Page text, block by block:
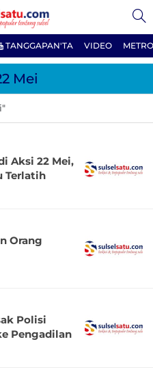
TANGGAPAN'TA VIDEO
Mei
Aksi 22 Mei,
Terlatih
Orang
Polisi
Pengadilan